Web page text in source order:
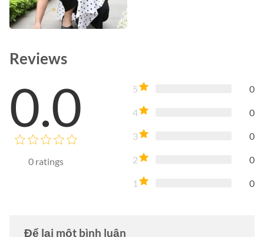
Reviews
0.0
0ratings
5 0
4 0
3 0
2 0
1 0
Để lại một bình luận